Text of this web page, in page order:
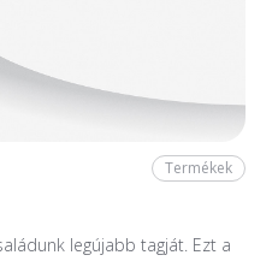
Termékek
legújabb tagját. Ezt a